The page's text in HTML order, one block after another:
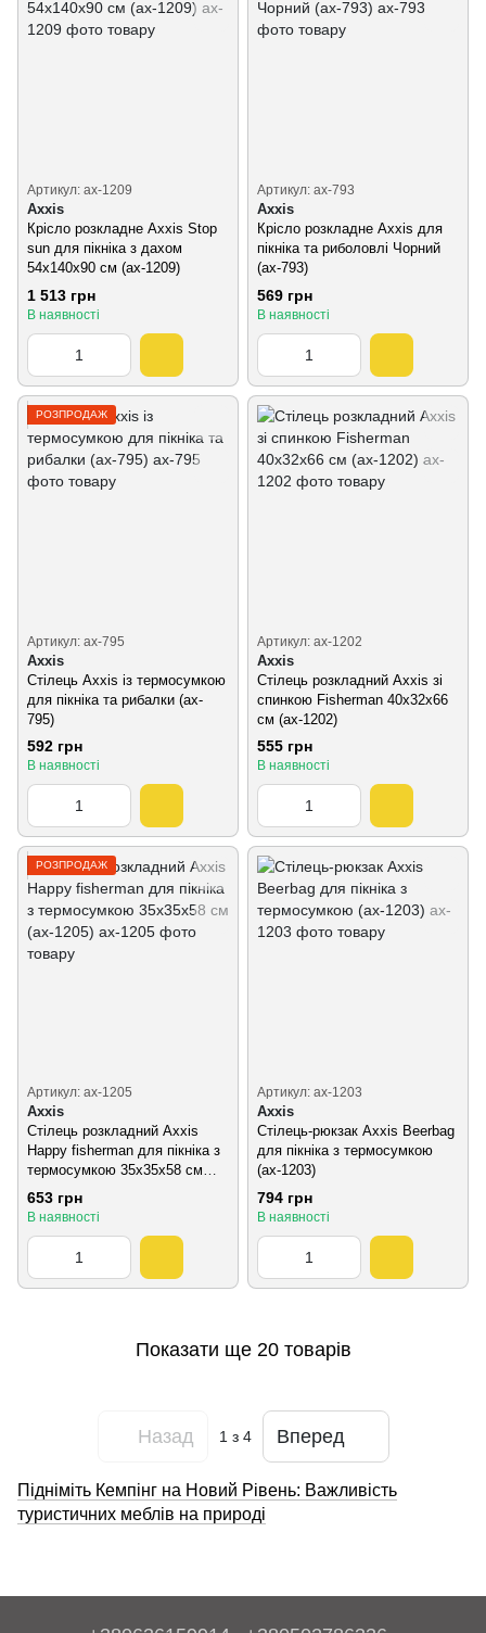
Артикул: ax-1209
Axxis
Крісло розкладне Axxis Stop
sun для пікніка з дахом
54х140х90 см (ax-1209)
1 513 грн
В наявності
Артикул: ax-793
Axxis
Крісло розкладне Axxis для
пікніка та риболовлі Чорний
(ax-793)
569 грн
В наявності
РОЗПРОДАЖ
Артикул: ax-795
Axxis
Стілець Axxis із термосумкою
для пікніка та рибалки (ax-
795)
592 грн
В наявності
Артикул: ax-1202
Axxis
Стілець розкладний Axxis зі
спинкою Fisherman 40х32х66
см (ax-1202)
555 грн
В наявності
РОЗПРОДАЖ
Артикул: ax-1205
Axxis
Стілець розкладний Axxis
Happy fisherman для пікніка з
термосумкою 35х35х58 см
(ax-1205)
653 грн
В наявності
Артикул: ax-1203
Axxis
Стілець-рюкзак Axxis Beerbag
для пікніка з термосумкою
(ax-1203)
794 грн
В наявності
Показати ще 20 товарів
Назад 1 з 4 Вперед
Підніміть Кемпінг на Новий Рівень: Важливість
туристичних меблів на природі